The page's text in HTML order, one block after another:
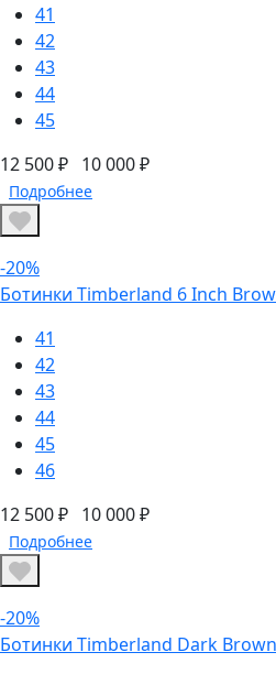
41
42
43
44
45
12 500 ₽ 10 000 ₽
Подробнее
-20%
Ботинки Timberland 6 Inch
41
42
43
44
45
46
12 500 ₽ 10 000 ₽
Подробнее
-20%
Ботинки Timberland Dark